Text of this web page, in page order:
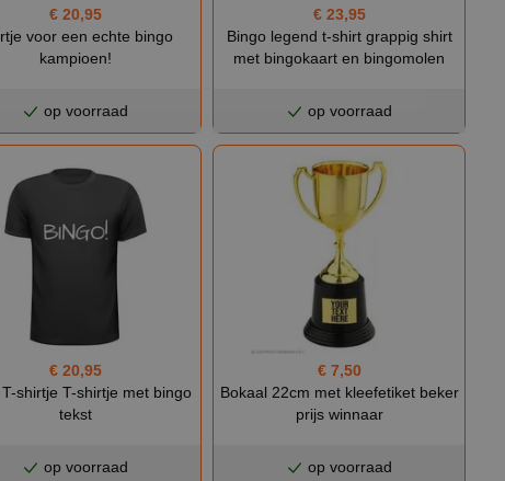
€ 20,95
voor een echte bingo
kampioen!
op voorraad
€ 23,95
Bingo legend t-shirt grappig shirt
met bingokaart en bingomolen
op voorraad
€ 20,95
shirtje T-shirtje met bingo
tekst
op voorraad
€ 7,50
Bokaal 22cm met kleefetiket beker
prijs winnaar
op voorraad